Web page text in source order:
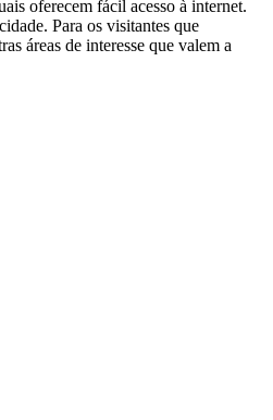
oferecem fácil acesso à internet.
Para os visitantes que
áreas de interesse que valem a